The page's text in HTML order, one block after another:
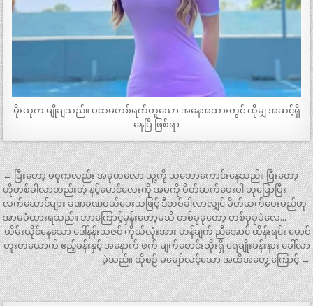
မိုးယုက မျိုချသည်။ ပထမတစ်ရက်ဟူသော အနေအထားတွင် ထိုမျှ အဆင့်ရှိ
နေပြီ ဖြစ်ရာ
Post
navigation
← ပြီးတော့ မစုကလည်း အခုတလော သူ့ကို သဘောကောင်းနေသည်။ ပြီးတော့
ဟိုတစ်ခါလာတည်းတဲ့ နင့်မောင်လေးကို အမကို မိတ်ဆက်ပေးပါ ဟုပြောပြီး
လက်ဆောင်များ ခဏခဏဝယ်ပေးသဖြင့် ဒီတစ်ခါလာလျှင် မိတ်ဆက်ပေးမည်ဟု
အာမခံထားရသည်။ ဘာကြောင့်မှန်းတော့မသိ တစ်ခုခုတော့ တစ်ခုခုပဲလေ…
ယိမ်းယိုင်နေသော ဒေါ်နန်းသဇင် ကိုယ်လုံးအား ဟန်ချက် ညီအောင် ထိန်းရင်း မောင်
တူးတယောက် ဧည့်ခန်းနှင့် အနောက် ဖက် မျက်စောင်းထိုးရှိ ရေချိုးခန်းနား ခေါ်လာ
ခဲ့သည်။ ထိုစဉ် မမျော်လင့်သော အထိအတွေ့ ကြောင့် →